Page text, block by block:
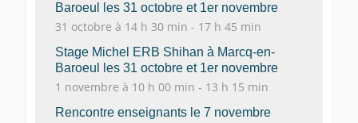
Baroeul les 31 octobre et 1er novembre
31 octobre à 14 h 30 min - 17 h 45 min
Stage Michel ERB Shihan à Marcq-en-
Baroeul les 31 octobre et 1er novembre
1 novembre à 10 h 00 min - 13 h 15 min
Rencontre enseignants le 7 novembre